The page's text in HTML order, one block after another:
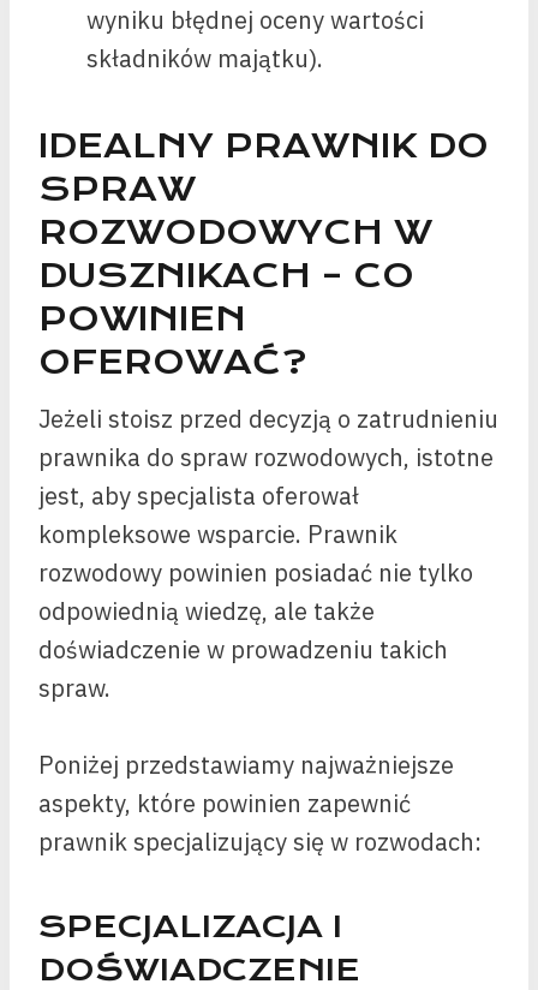
wyniku błędnej oceny wartości
składników majątku).
IDEALNY PRAWNIK DO
SPRAW
ROZWODOWYCH W
DUSZNIKACH – CO
POWINIEN
OFEROWAĆ?
Jeżeli stoisz przed decyzją o zatrudnieniu
prawnika do spraw rozwodowych, istotne
jest, aby specjalista oferował
kompleksowe wsparcie. Prawnik
rozwodowy powinien posiadać nie tylko
odpowiednią wiedzę, ale także
doświadczenie w prowadzeniu takich
spraw.
Poniżej przedstawiamy najważniejsze
aspekty, które powinien zapewnić
prawnik specjalizujący się w rozwodach:
SPECJALIZACJA I
DOŚWIADCZENIE